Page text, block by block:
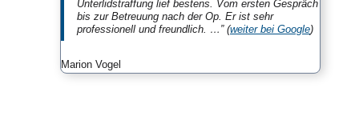
Unterlidstraffung lief bestens. Vom ersten Gespräch
bis zur Betreuung nach der Op. Er ist sehr
professionell und freundlich. …” (weiter bei Google)
Marion Vogel